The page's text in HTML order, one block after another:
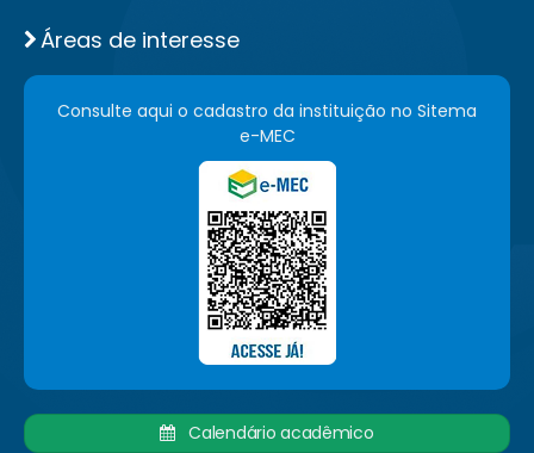
Áreas de interesse
Consulte aqui o cadastro da instituição no Sitema
e-MEC
Calendário acadêmico